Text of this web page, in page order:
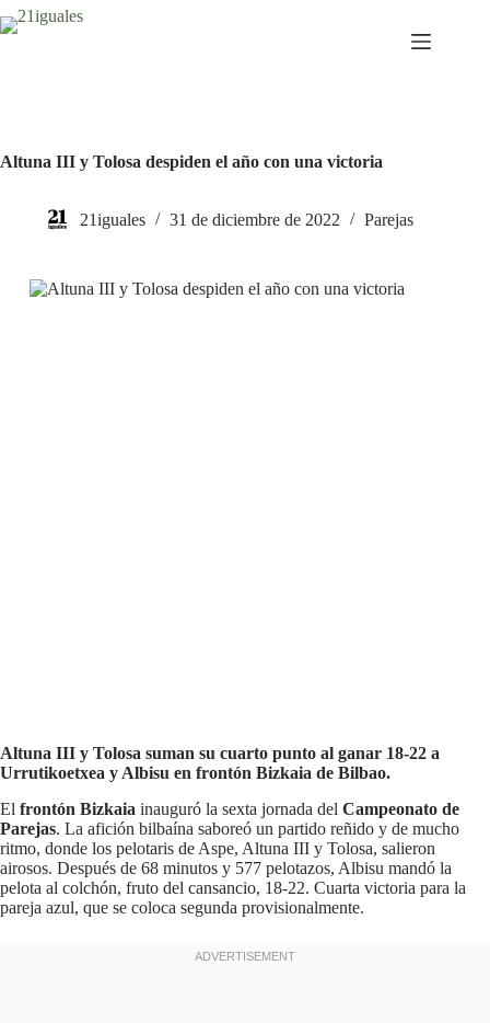
Saltar
al
Altuna III y Tolosa despiden el año con una victoria
21iguales 31 de diciembre de 2022 Parejas
Altuna III y Tolosa suman su cuarto punto al ganar 18-22 a
Urrutikoetxea y Albisu en frontón Bizkaia de Bilbao.
El frontón Bizkaia inauguró la sexta jornada del Campeonato de
Parejas. La afición bilbaína saboreó un partido reñido y de mucho
ritmo, donde los pelotaris de Aspe, Altuna III y Tolosa, salieron
airosos. Después de 68 minutos y 577 pelotazos, Albisu mandó la
pelota al colchón, fruto del cansancio, 18-22. Cuarta victoria para la
pareja azul, que se coloca segunda provisionalmente.